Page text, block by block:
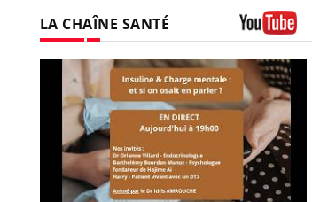
LA CHAÎNE SANTÉ